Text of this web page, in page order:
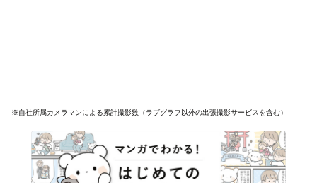
※自社所属カメラマンによる累計撮影数（ラブグラフ以外の出張撮影サービスを含む）